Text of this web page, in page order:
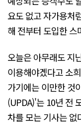
요도 없고 자가용처
해 전부터 도입한
오늘은 아무래도 지
이용해야겠다고 소
가기에는 이만한 것
(UPDA)'는 10년 전
차를 모는 기사는 없